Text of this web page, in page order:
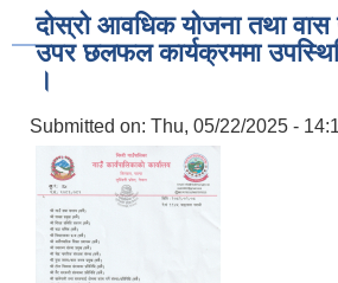
दोस्रो आवधिक योजना तथा वास
उपर छलफल कार्यक्रममा
।
Submitted on: Thu, 05/22/2025 -